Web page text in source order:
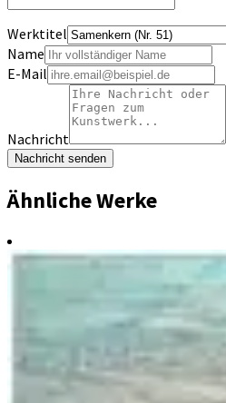
Werktitel
Name
E-Mail
Nachricht
Nachricht senden
Ähnliche Werke